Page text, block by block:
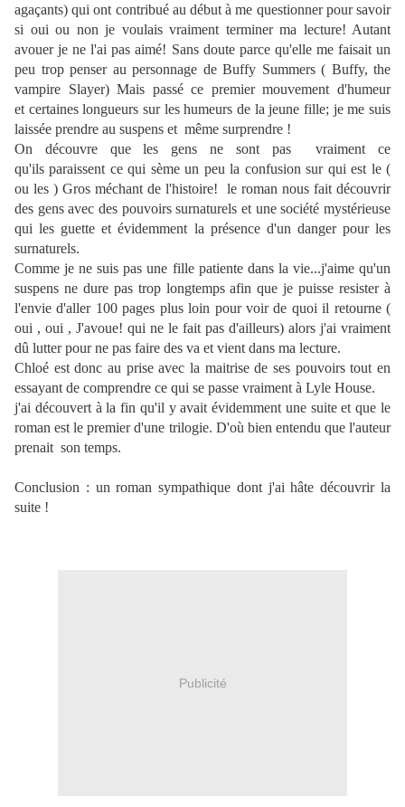
agaçants) qui ont contribué au début à me questionner pour savoir
si oui ou non je voulais vraiment terminer ma lecture! Autant
avouer je ne l'ai pas aimé! Sans doute parce qu'elle me faisait un
peu trop penser au personnage de Buffy Summers ( Buffy, the
vampire Slayer) Mais passé ce premier mouvement d'humeur
et certaines longueurs sur les humeurs de la jeune fille; je me suis
laissée prendre au suspens et même surprendre !
On découvre que les gens ne sont pas vraiment ce
qu'ils paraissent ce qui sème un peu la confusion sur qui est le (
ou les ) Gros méchant de l'histoire! le roman nous fait découvrir
des gens avec des pouvoirs surnaturels et une société mystérieuse
qui les guette et évidemment la présence d'un danger pour les
surnaturels.
Comme je ne suis pas une fille patiente dans la vie...j'aime qu'un
suspens ne dure pas trop longtemps afin que je puisse resister à
l'envie d'aller 100 pages plus loin pour voir de quoi il retourne (
oui , oui , J'avoue! qui ne le fait pas d'ailleurs) alors j'ai vraiment
dû lutter pour ne pas faire des va et vient dans ma lecture.
Chloé est donc au prise avec la maitrise de ses pouvoirs tout en
essayant de comprendre ce qui se passe vraiment à Lyle House.
j'ai découvert à la fin qu'il y avait évidemment une suite et que le
roman est le premier d'une trilogie. D'où bien entendu que l'auteur
prenait son temps.
Conclusion : un roman sympathique dont j'ai hâte découvrir la
suite !
Publicité